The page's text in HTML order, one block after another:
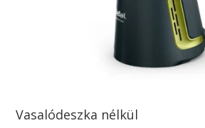
Vasalódeszka nélkül